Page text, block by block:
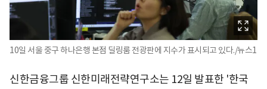
10일 서울 중구 하나은행 본점 딜링룸 전광판에 지수가 표시되고 있다./뉴스1
신한금융그룹 신한미래전략연구소는 12일 발표한 '한국